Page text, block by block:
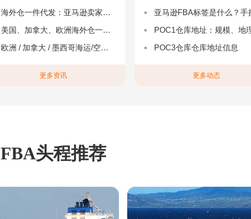
海外仓一件代发：亚马逊卖家合规履约与长效增长解决方案
美国、加拿大、欧洲海外仓一件代发
欧洲 / 加拿大 / 墨西哥海运/空运 | 多国海运一站式解决方案
更多资讯
亚马逊FBA标签是什么？手把手教你设置与避坑（附超全指
POC1仓库地址：规模、地理与优势分
POC3仓库仓库地址信息
更多动态
FBA头程推荐